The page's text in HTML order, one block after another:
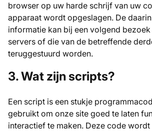
browser op uw harde schrijf van uw
apparaat wordt opgeslagen. De
informatie kan bij een volgend
servers of die van de betreffende
teruggestuurd worden.
3. Wat zijn scripts?
Een script is een stukje
gebruikt om onze site goed te laten
interactief te maken. Deze code